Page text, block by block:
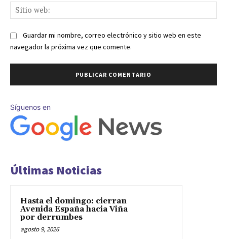
Guardar mi nombre, correo electrónico y sitio web en este
navegador la próxima vez que comente.
Síguenos en
Últimas Noticias
Hasta el domingo: cierran
Avenida España hacia Viña
por derrumbes
agosto 9, 2026